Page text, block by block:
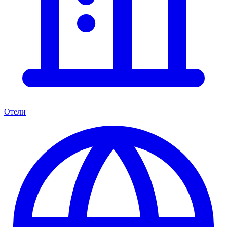
Отели